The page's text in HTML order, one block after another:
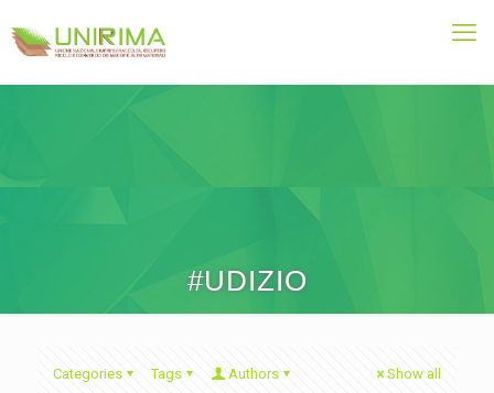
#UDIZIO
Categories Tags Authors Show all